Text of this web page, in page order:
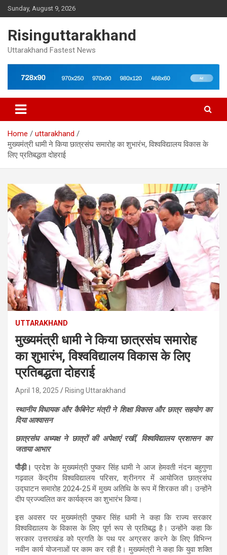
Skip
to
Sunday, August 9, 2026
Risinguttarakhand
Uttarakhand Fastest News
Home
uttarakhand
मुख्यमंत्री धामी ने किया छात्रसंघ समारोह का शुभारंभ, विश्वविद्यालय विकास के
लिए प्रतिबद्धता दोहराई
UTTARAKHAND
मुख्यमंत्री धामी ने किया छात्रसंघ समारोह
का शुभारंभ, विश्वविद्यालय विकास के लिए
प्रतिबद्धता दोहराई
April 18, 2025 Rising Uttarakhand
स्थानीय विधायक और कैबिनेट मंत्री ने शिक्षा विकास और छात्र सहयोग का
दिया आश्वासन
छात्रसंघ अध्यक्ष ने छात्रों की अपेक्षाएं रखीं, विश्वविद्यालय प्रशासन का
जताया आभार
पौड़ी। प्रदेश के मुख्यमंत्री पुष्कर सिंह धामी ने आज हेमवती नंदन बहुगुणा
गढ़वाल केंद्रीय विश्वविद्यालय परिसर, श्रीनगर में आयोजित छात्रसंघ
उद्घाटन समारोह 2024-25 में मुख्य अतिथि के रूप में शिरकत की। उन्होंने
दीप प्रज्ज्वलित कर कार्यक्रम का शुभारंभ किया।
इस अवसर पर मुख्यमंत्री पुष्कर सिंह धामी ने कहा कि राज्य सरकार
विश्वविद्यालय के विकास के लिए पूर्ण रूप से प्रतिबद्ध है। उन्होंने कहा कि
सरकार उत्तराखंड को प्रगति के पथ पर अग्रसर करने के लिए विभिन्न
नवीन कार्य योजनाओं पर काम कर रही है। मुख्यमंत्री ने कहा कि युवा शक्ति